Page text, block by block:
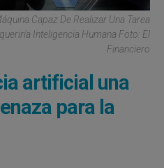
Capaz De Realizar Una Tarea
Inteligencia Humana Foto: El
Financiero
artificial una
para la